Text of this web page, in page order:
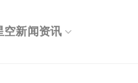
空新闻资讯